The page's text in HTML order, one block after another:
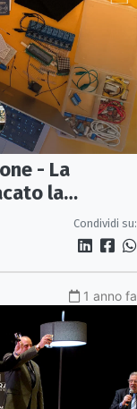
- La
la
Condividi su:
1 anno fa